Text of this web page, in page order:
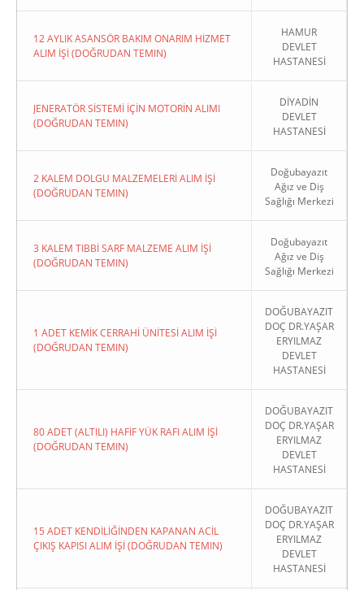
12 AYLIK ASANSÖR BAKIM ONARIM HİZMET
ALIM İŞİ (DOĞRUDAN TEMIN)
HAMUR
DEVLET
HASTANESİ
JENERATÖR SİSTEMİ İÇİN MOTORİN ALIMI
(DOĞRUDAN TEMIN)
DİYADİN
DEVLET
HASTANESİ
2 KALEM DOLGU MALZEMELERİ ALIM İŞİ
(DOĞRUDAN TEMIN)
Doğubayazıt
Ağız ve Diş
Sağlığı Merkezi
3 KALEM TIBBİ SARF MALZEME ALIM İŞİ
(DOĞRUDAN TEMIN)
Doğubayazıt
Ağız ve Diş
Sağlığı Merkezi
1 ADET KEMİK CERRAHİ ÜNİTESİ ALIM İŞİ
(DOĞRUDAN TEMIN)
DOĞUBAYAZIT
DOÇ DR.YAŞAR
ERYILMAZ
DEVLET
HASTANESİ
80 ADET (ALTILI) HAFİF YÜK RAFI ALIM İŞİ
(DOĞRUDAN TEMIN)
DOĞUBAYAZIT
DOÇ DR.YAŞAR
ERYILMAZ
DEVLET
HASTANESİ
15 ADET KENDİLİĞİNDEN KAPANAN ACİL
ÇIKIŞ KAPISI ALIM İŞİ (DOĞRUDAN TEMIN)
DOĞUBAYAZIT
DOÇ DR.YAŞAR
ERYILMAZ
DEVLET
HASTANESİ